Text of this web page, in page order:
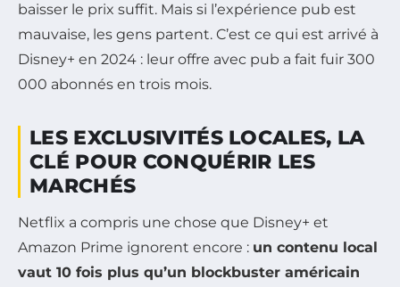
baisser le prix suffit. Mais si l’expérience pub est
mauvaise, les gens partent. C’est ce qui est arrivé à
Disney+ en 2024 : leur offre avec pub a fait fuir 300
000 abonnés en trois mois.
LES EXCLUSIVITÉS LOCALES, LA
CLÉ POUR CONQUÉRIR LES
MARCHÉS
Netflix a compris une chose que Disney+ et
Amazon Prime ignorent encore : un contenu local
vaut 10 fois plus qu’un blockbuster américain